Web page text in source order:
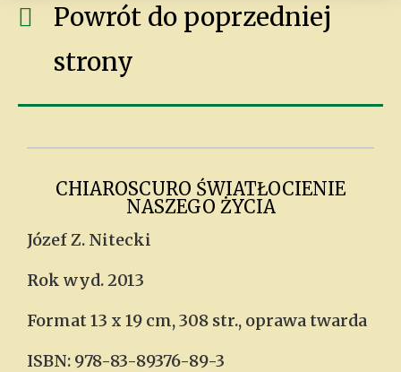
Powrót do poprzedniej
strony
CHIAROSCURO ŚWIATŁOCIENIE
NASZEGO ŻYCIA
Józef Z. Nitecki
Rok wyd. 2013
Format 13 x 19 cm, 308 str., oprawa twarda
ISBN: 978-83-89376-89-3